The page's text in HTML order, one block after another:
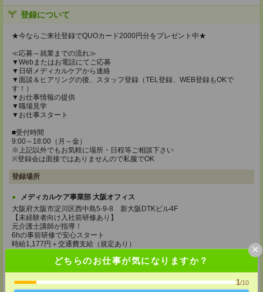
どちらのお仕事が気になりますか？
1/10
×
登録について
★今ならご来社登録でQUOカード2000円分をプレゼント中★
≪応募～就業までの流れ≫
▼Webまたはお電話にてご応募
▼日研メディカルケアから連絡
▼面談＆ヒアリングの後、スタッフ登録（TEL登録、WEB登録もOKで
す！）
▼お仕事情報の提供
▼職場見学
▼お仕事スタート
■受付時間
9:00～18:00（月～金）
※上記以外でもお気軽に場所・日程等ご相談下さい
※登録会は面接ではありませんので私服でOK
登録場所
メディカルケア事業部 大阪オフィス
大阪府大阪市淀川区西中島5-9-8 新大阪DTKビル4F
【未経験者向け入社前研修あり】
元介護士講師が指導！
6hの事前研修で安心スタート
時給1,177円＋交通費支給（規定あり）
TEL：0120-991-463
MAIL：tenshoku@nikken-ts.jp
担当：採用担当